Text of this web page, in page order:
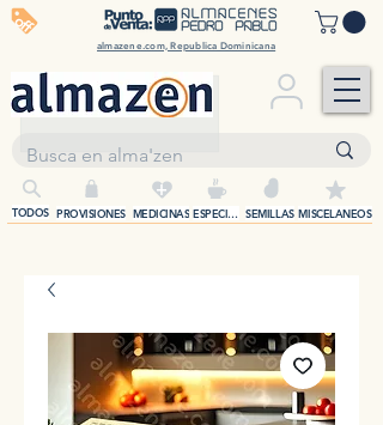
almazene.com, Republica Dominicana
off
+
PROVISIONES MEDICINAS SEMILLAS
ESPECIAS MISCELANEOS
TODOS